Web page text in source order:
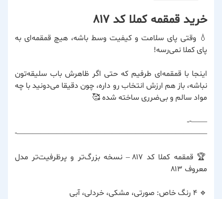
خرید قمقمه کملا کد ۸۱۷
💧 وقتی پای سلامت و کیفیت وسط باشه، هیچ قمقمه‌ای به
پای کملا نمی‌رسه!
اینجا با قمقمه‌ای طرفیم که حتی اگر ظاهرش باب سلیقه‌تون
نباشه، باز هم ارزش انتخاب رو داره، چون دقیقا می‌دونید با چه
مواد سالم و بی‌ضرری ساخته شده 🥰
——-‐
————————————————————————-
🏆 قمقمه کملا کد ۸۱۷ – نسخه بزرگ‌تر و پرظرفیت‌تر مدل
معروف ۸۱۳
🔹 ۴ رنگ خاص: صورتی، مشکی، خردلی، آبی